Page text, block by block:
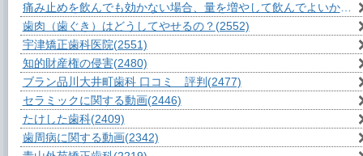
痛み止めを飲んでも効かない場合、量を増やして飲んでよいか？
歯肉（歯ぐき）はどうしてやせるの？ (2552)
宇津矯正歯科医院(2551)
知的財産権の侵害(2480)
ブラン品川大井町歯科 口コミ 評判 (2477)
セラミックに関する動画(2446)
たけした歯科(2409)
歯周病に関する動画(2342)